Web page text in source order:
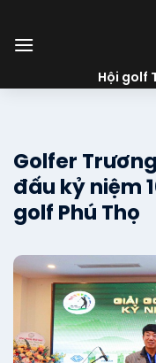
content
Hội golf
Golfer
đấu kỷ niệm
golf Phú Thọ